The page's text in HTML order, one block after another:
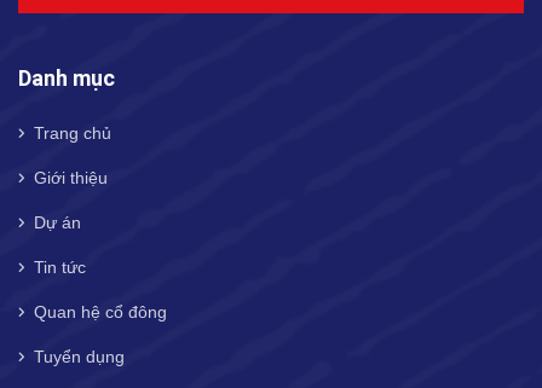
Danh mục
Trang chủ
Giới thiệu
Dự án
Tin tức
Quan hệ cổ đông
Tuyển dụng